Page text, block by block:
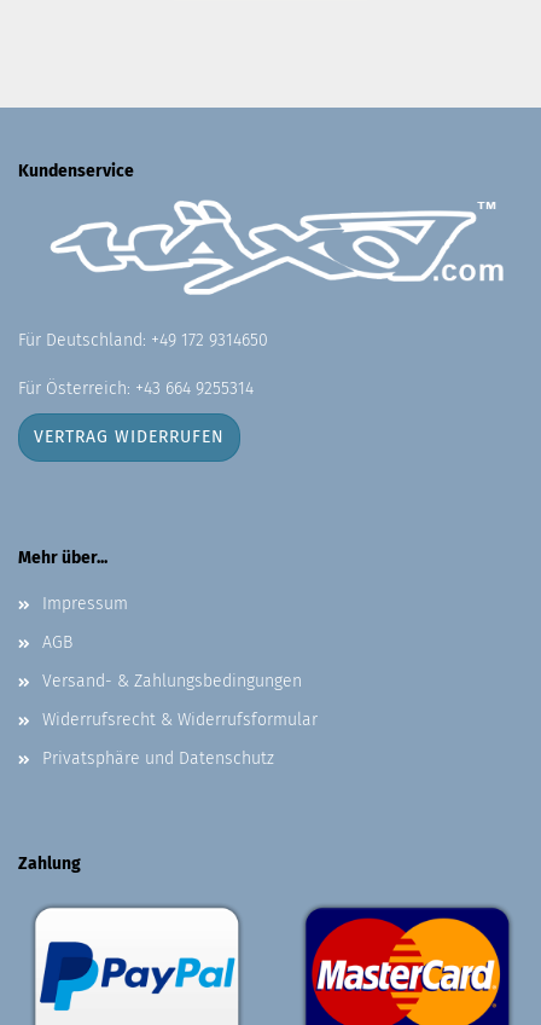
Kundenservice
Für Deutschland: +49 172 9314650
Für Österreich: +43 664 9255314
VERTRAG WIDERRUFEN
Mehr über...
Impressum
AGB
Versand- & Zahlungsbedingungen
Widerrufsrecht & Widerrufsformular
Privatsphäre und Datenschutz
Zahlung